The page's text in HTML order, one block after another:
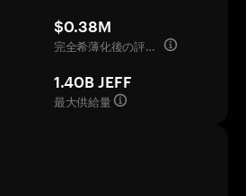
$0.38M
完全希薄化後の評価額
1.40B JEFF
最大供給量